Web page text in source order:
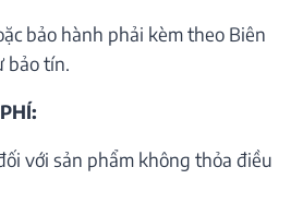
bảo hành phải kèm theo Biên
bảo tín.
với sản phẩm không thỏa điều